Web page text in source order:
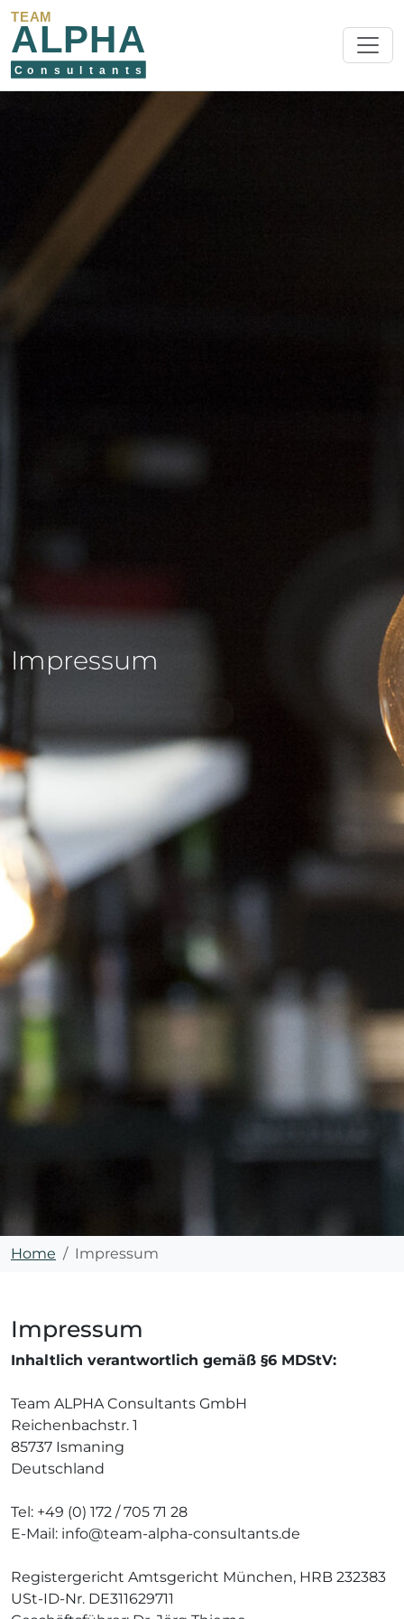
Impressum
Home Impressum
Impressum
Inhaltlich verantwortlich gemäß §6 MDStV:
Team ALPHA Consultants GmbH
Reichenbachstr. 1
85737 Ismaning
Deutschland
Tel: +49 (0) 172 / 705 71 28
E-Mail: info@team-alpha-consultants.de
Registergericht Amtsgericht München, HRB 232383
USt-ID-Nr. DE311629711